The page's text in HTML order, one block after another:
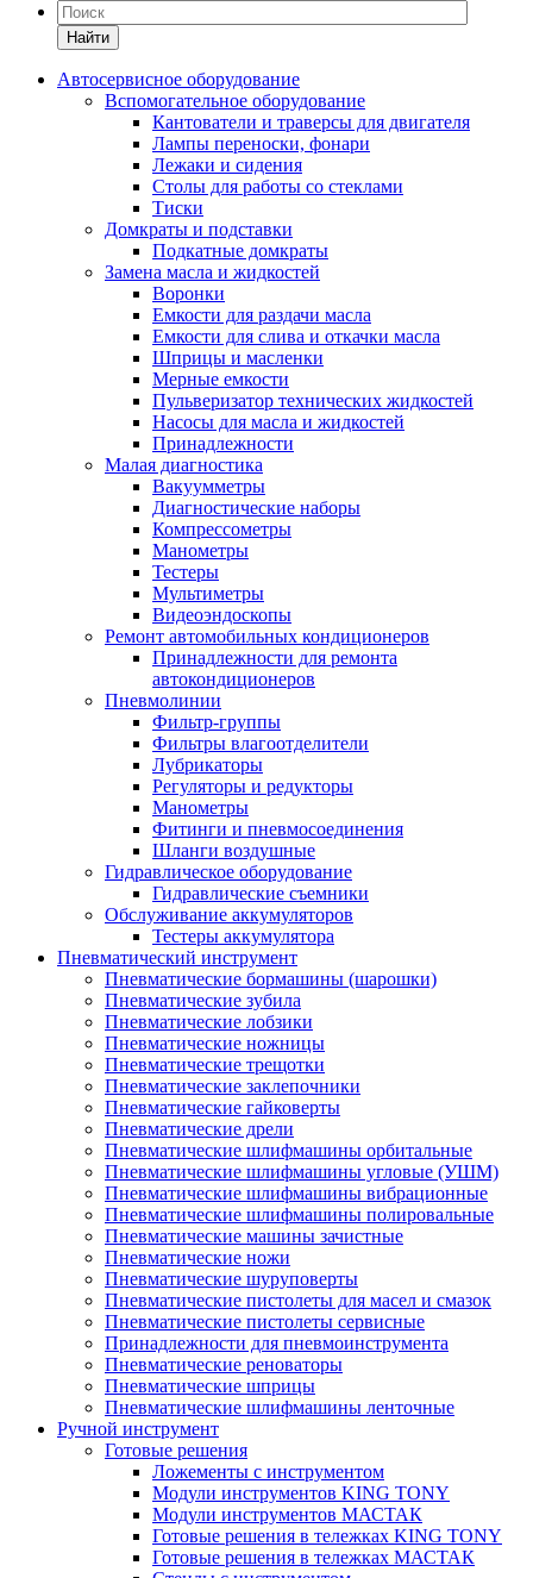
Найти
Автосервисное оборудование
Вспомогательное оборудование
Кантователи и траверсы для двигателя
Лампы переноски, фонари
Лежаки и сидения
Столы для работы со стеклами
Тиски
Домкраты и подставки
Подкатные домкраты
Замена масла и жидкостей
Воронки
Емкости для раздачи масла
Емкости для слива и откачки масла
Шприцы и масленки
Мерные емкости
Пульверизатор технических жидкостей
Насосы для масла и жидкостей
Принадлежности
Малая диагностика
Вакуумметры
Диагностические наборы
Компрессометры
Манометры
Тестеры
Мультиметры
Видеоэндоскопы
Ремонт автомобильных кондиционеров
Принадлежности для ремонта
автокондиционеров
Пневмолинии
Фильтр-группы
Фильтры влагоотделители
Лубрикаторы
Регуляторы и редукторы
Манометры
Фитинги и пневмосоединения
Шланги воздушные
Гидравлическое оборудование
Гидравлические съемники
Обслуживание аккумуляторов
Тестеры аккумулятора
Пневматический инструмент
Пневматические бормашины (шарошки)
Пневматические зубила
Пневматические лобзики
Пневматические ножницы
Пневматические трещотки
Пневматические заклепочники
Пневматические гайковерты
Пневматические дрели
Пневматические шлифмашины орбитальные
Пневматические шлифмашины угловые (УШМ)
Пневматические шлифмашины вибрационные
Пневматические шлифмашины полировальные
Пневматические машины зачистные
Пневматические ножи
Пневматические шуруповерты
Пневматические пистолеты для масел и смазок
Пневматические пистолеты сервисные
Принадлежности для пневмоинструмента
Пневматические реноваторы
Пневматические шприцы
Пневматические шлифмашины ленточные
Ручной инструмент
Готовые решения
Ложементы с инструментом
Модули инструментов KING TONY
Модули инструментов МАСТАК
Готовые решения в тележках KING TONY
Готовые решения в тележках МАСТАК